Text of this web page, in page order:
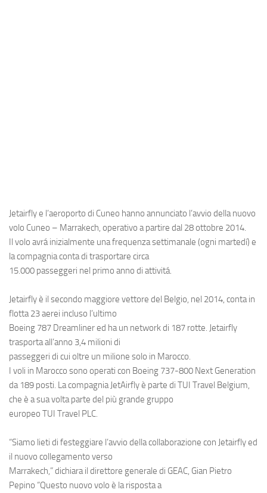
Incidenti
Industria
Eventi
Jetairflye l’aeroporto di Cuneo hanno annunciato l’avvio della nuovo
volo Cuneo – Marrakech, operativo a partire dal 28 ottobre 2014.
Il volo avrá inizialmente una frequenza settimanale (ogni martedí) e
la compagnia conta di trasportare circa
15.000 passeggeri nel primo anno di attivitá.
Jetairfly è il secondo maggiore vettore del Belgio, nel 2014, conta in
flotta 23 aerei incluso l’ultimo
Boeing 787 Dreamlinered ha un network di 187 rotte. Jetairfly
trasporta all’anno 3,4 milioni di
passeggeri di cui oltre un milione solo in Marocco.
I voli in Marocco sono operati con Boeing 737-800 Next Generation
da 189 posti. La compagnia JetAirfly è parte di TUI Travel Belgium,
che è a sua volta parte del più grande gruppo
europeo TUI Travel PLC.
“Siamo lieti di festeggiare l’avvio della collaborazione con Jetairfly ed
il nuovo collegamento verso
Marrakech,” dichiara il direttore generale di GEAC, Gian Pietro
Pepino “Questo nuovo volo è la risposta a